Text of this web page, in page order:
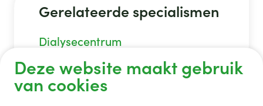
Gerelateerde specialismen
Dialysecentrum
Deze website maakt gebruik
van cookies